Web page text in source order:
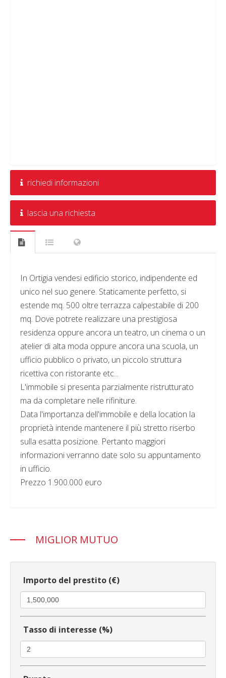
richiedi informazioni
lascia una richiesta
In Ortigia vendesi edificio storico, indipendente ed
unico nel suo genere. Staticamente perfetto, si
estende mq. 500 oltre terrazza calpestabile di 200
mq. Dove potrete realizzare una prestigiosa
residenza oppure ancora un teatro, un cinema o un
atelier di alta moda oppure ancora una scuola, un
ufficio pubblico o privato, un piccolo struttura
ricettiva con ristorante etc...
L'immobile si presenta parzialmente ristrutturato
ma da completare nelle rifiniture.
Data l'importanza dell'immobile e della location la
proprietà intende mantenere il più stretto riserbo
sulla esatta posizione. Pertanto maggiori
informazioni verranno date solo su appuntamento
in ufficio.
Prezzo 1.900.000 euro
MIGLIOR MUTUO
Importo del prestito (€)
Tasso di interesse (%)